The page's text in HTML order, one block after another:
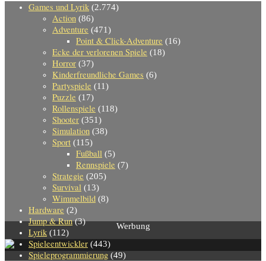
Games und Lyrik (2.774)
Action (86)
Adventure (471)
Point & Click-Adventure (16)
Ecke der verlorenen Spiele (18)
Horror (37)
Kinderfreundliche Games (6)
Partyspiele (11)
Puzzle (17)
Rollenspiele (118)
Shooter (351)
Simulation (38)
Sport (115)
Fußball (5)
Rennspiele (7)
Strategie (205)
Survival (13)
Wimmelbild (8)
Hardware (2)
Jump & Run(3)
Lyrik (112)
Spieleentwickler (443)
Spieleprogrammierung (49)
Werbung